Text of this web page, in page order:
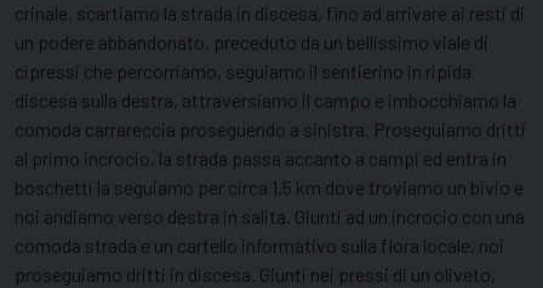
crinale, scartiamo la strada in discesa, fino ad arrivare ai resti di
un podere abbandonato, preceduto da un bellissimo viale di
cipressi che percorriamo, seguiamo il sentierino in ripida
discesa sulla destra, attraversiamo il campo e imbocchiamo la
comoda carrareccia proseguendo a sinistra. Proseguiamo dritti
al primo incrocio, la strada passa accanto a campi ed entra in
boschetti la seguiamo per circa 1,5 km dove troviamo un bivio e
noi andiamo verso destra in salita. Giunti ad un incrocio con una
comoda strada e un cartello informativo sulla flora locale, noi
proseguiamo dritti in discesa. Giunti nei pressi di un oliveto,